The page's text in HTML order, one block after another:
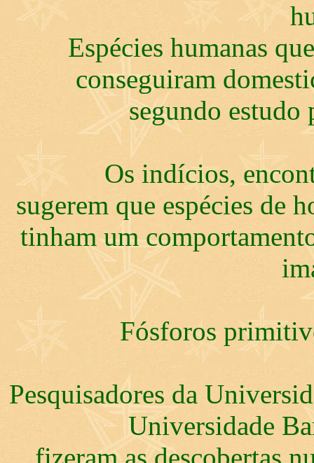
Espécies humanas
conseguiram
segundo estudo
Os indícios,
sugerem que espécies de
tinham um
Fósforos
Pesquisadores da
Universidade